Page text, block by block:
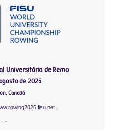
Universitário de Remo
de 2026
Canadá
-